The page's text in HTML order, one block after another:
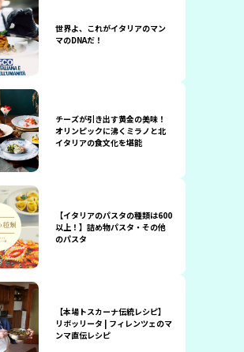
世界よ、これがイタリアのマン
マのDNAだ！
チーズが引き出す黄金の美味！
オリンピックに沸くミラノと北
イタリアの食文化を堪能
【イタリアのパスタの種類は600
以上！】詰め物パスタ・その他
のパスタ
【本場トスカーナ伝統レシピ】
リボッリータ | フィレンツェのマ
ンマ直伝レシピ